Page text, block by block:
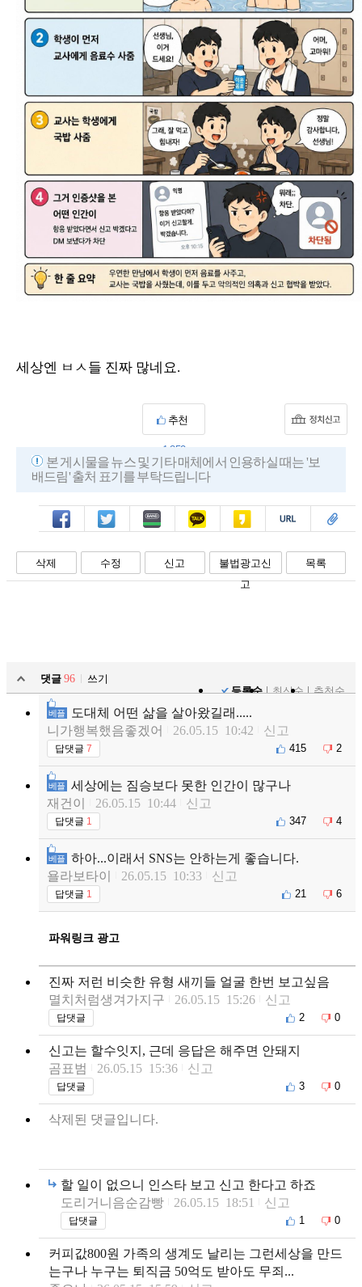
세상엔 ㅂㅅ들 진짜 많네요.
추천
1,352
본 게시물을 뉴스 및 기타 매체에서 인용하실 때는 '보
배드림' 출처 표기를 부탁드립니다
페북 트윗 밴드 카톡 카스 복사 스크랩
삭제 수정 신고
불법광고신
고
목록
댓글 96
쓰기
등록순
최신순 추천순
베플
도대체 어떤 삶을 살아왔길래.....
니가행복했음좋겠어
26.05.15 10:42 신고
답댓글 7 415 2
베플
세상에는 짐승보다 못한 인간이 많구나
재건이
26.05.15 10:44 신고
답댓글 1 347 4
베플
하아...이래서 SNS는 안하는게 좋습니다.
욜라보타이
26.05.15 10:33 신고
답댓글 1 21 6
파워링크 광고
진짜 저런 비슷한 유형 새끼들 얼굴 한번 보고싶음
멸치처럼생겨가지구
26.05.15 15:26 신고
답댓글 2 0
신고는 할수잇지, 근데 응답은 해주면 안돼지
곰표범
26.05.15 15:36 신고
답댓글 3 0
삭제된 댓글입니다.
할 일이 없으니 인스타 보고 신고 한다고 하죠
도리거니음순감빵
26.05.15 18:51 신고
답댓글 1 0
커피값800원 가족의 생계도 날리는 그런세상을 만드
는구나 누구는 퇴직금 50억도 받아도 무죄...